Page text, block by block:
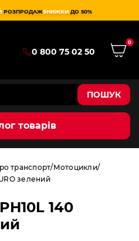
РОЗПРОДАЖЗНИЖКИ ДО 50%
0 800 75 02 50
0
ПОШУК
товарів
транспорт Мотоцикли
зелений
140